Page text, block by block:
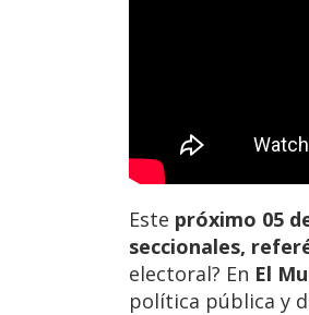
Este próximo 05
seccionales,
electoral? En El
política pública y